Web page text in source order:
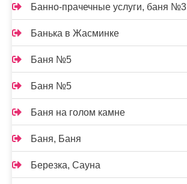
Банно-прачечные услуги, баня №3
Банька в Жасминке
Баня №5
Баня №5
Баня на голом камне
Баня, Баня
Березка, Сауна